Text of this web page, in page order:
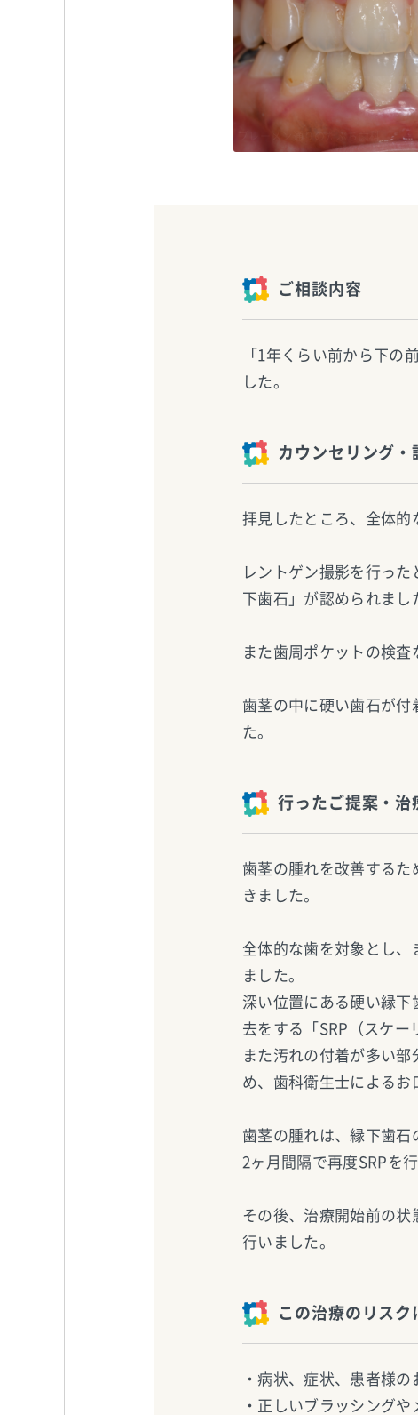
ブレーメン通りのたぶち歯科
ご相談内容
「1年くらい前から下の
した。
カウンセリング・
拝見したところ、全体的
レントゲン撮影を行っ
下歯石」が認められまし
また歯周ポケットの検査
歯茎の中に硬い歯石が
た。
行ったご提案・治
歯茎の腫れを改善する
きました。
全体的な歯を対象とし
ました。
深い位置にある硬い縁
去をする「SRP（スケー
また汚れの付着が多い
め、歯科衛生士によるお
歯茎の腫れは、縁下歯
2ヶ月間隔で再度SRPを
その後、治療開始前の
行いました。
この治療のリスク
・病状、症状、患者様
・正しいブラッシング